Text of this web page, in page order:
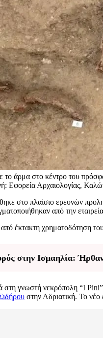
το άρμα στο κέντρο του
Εφορεία Αρχαιολογίας,
στο πλαίσιο ερευνών
από την
έκτακτη χρηματοδότηση
στην Ισμαηλία:
στη γνωστή νεκρόπολη “I
στην Αδριατική. Το